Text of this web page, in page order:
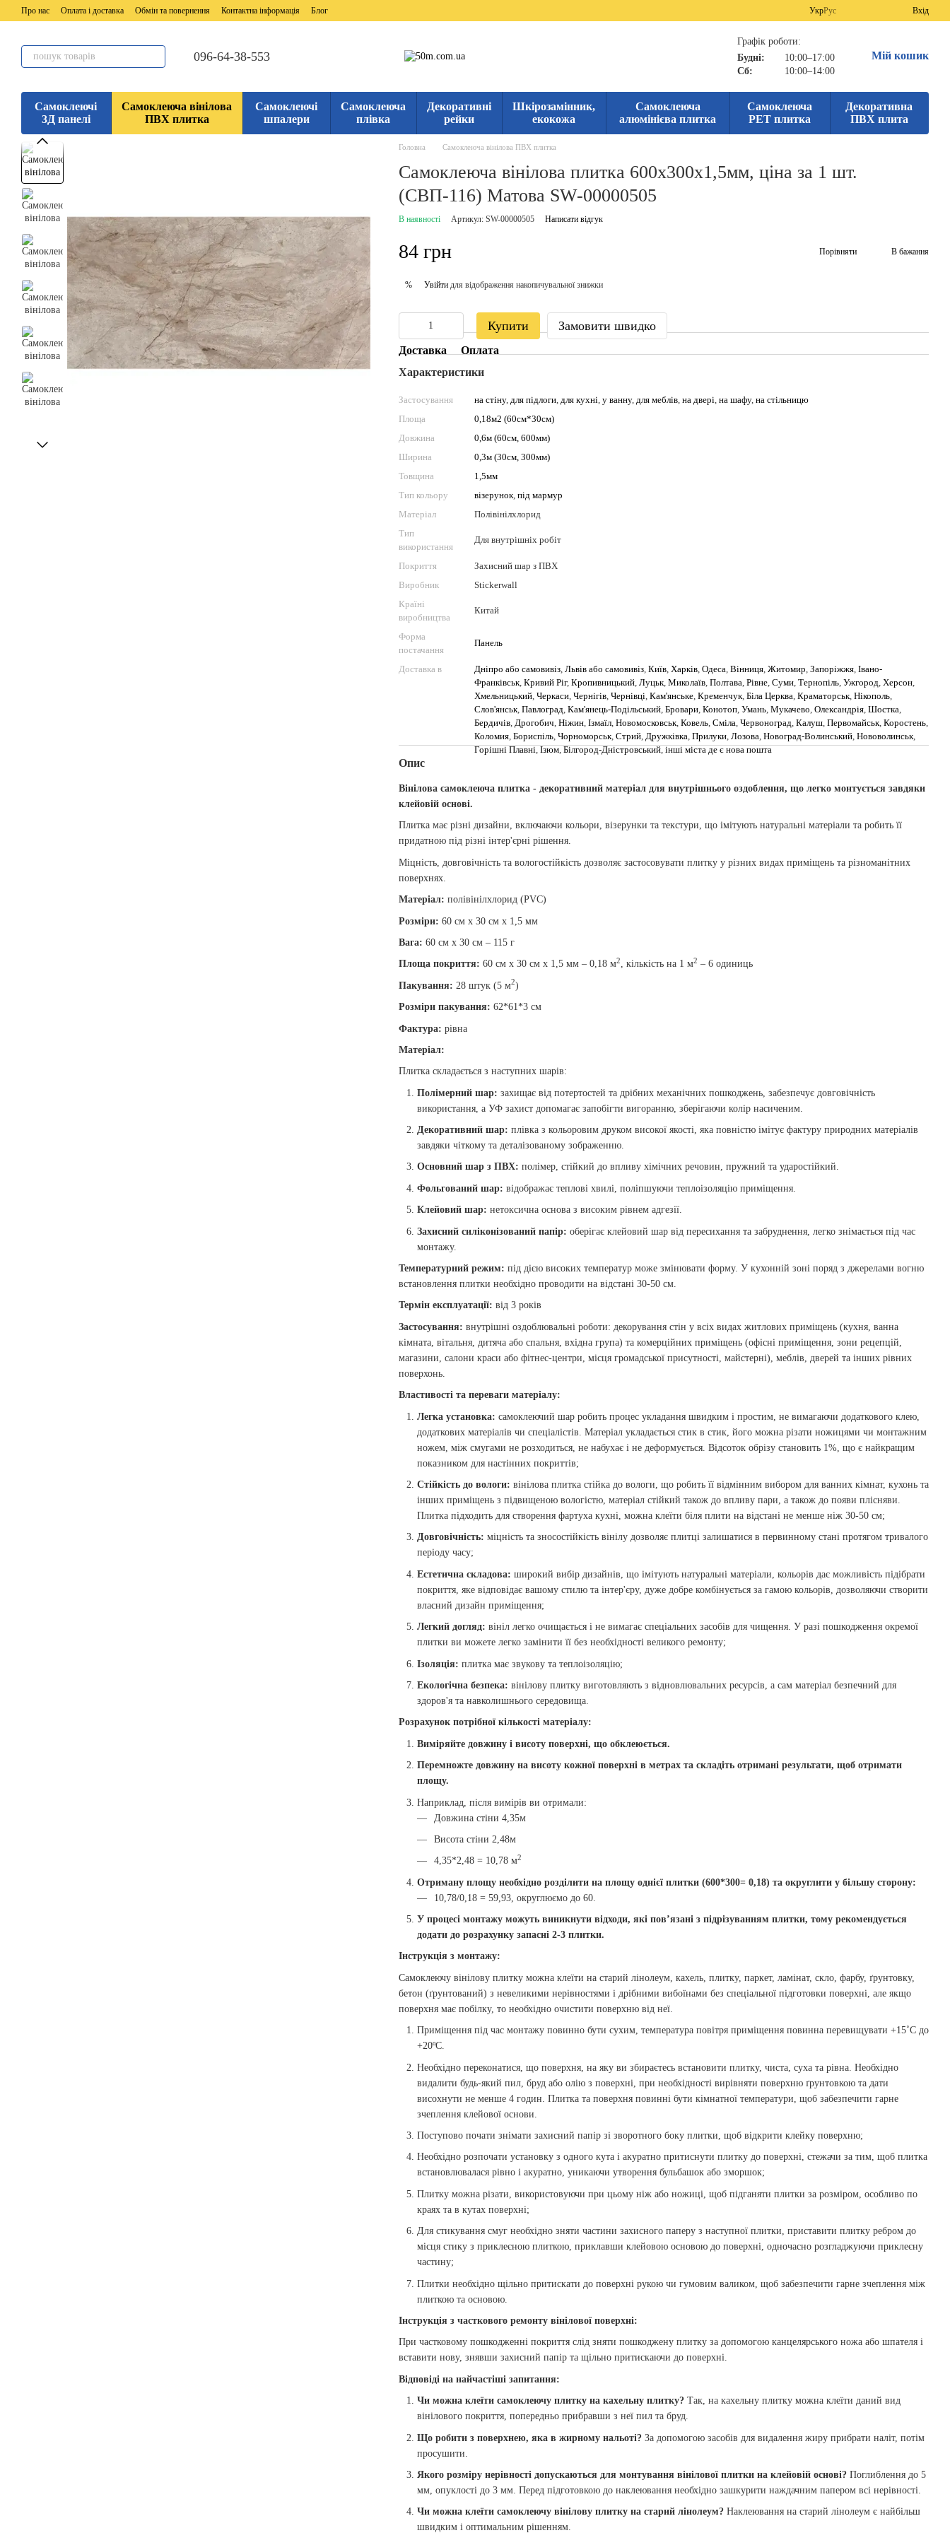
Перейти до основного контенту
Про нас Оплата і доставка Обмін та повернення Контактна інформація Блог УкрРус Вхід
096-64-38-553
Графік роботи:
Будні:
10:00–17:00
Сб:
10:00–14:00
Мій кошик
Самоклеючі
3Д панелі
Самоклеюча вінілова
ПВХ плитка
Самоклеючі
шпалери
Самоклеюча
плівка
Декоративні
рейки
Шкірозамінник,
екокожа
Самоклеюча
алюмінієва плитка
Самоклеюча
PET плитка
Декоративна
ПВХ плита
Головна Самоклеюча вінілова ПВХ плитка
Самоклеюча вінілова плитка 600х300х1,5мм, ціна за 1 шт.
(СВП-116) Матова SW-00000505
В наявності Артикул: SW-00000505 Написати відгук
84 грн Порівняти В бажання
% Увійтидля відображення накопичувальної знижки
Купити Замовити швидко
Доставка
Оплата
Характеристики
Застосування на стіну, для підлоги, для кухні, у ванну, для меблів, на двері, на шафу, на стільницю
Площа
0,18м2 (60см*30см)
Довжина
0,6м (60см, 600мм)
Ширина
0,3м (30см, 300мм)
Товщина
1,5мм
Тип кольору
візерунок, під мармур
Матеріал
Полівінілхлорид
Тип
використання
Для внутрішніх робіт
Покриття
Захисний шар з ПВХ
Виробник
Stickerwall
Країні
виробництва
Китай
Форма
постачання
Панель
Доставка в Дніпро або самовивіз, Львів або самовивіз, Київ, Харків, Одеса, Вінниця, Житомир, Запоріжжя, Івано-
Франківськ, Кривий Ріг, Кропивницький, Луцьк, Миколаїв, Полтава, Рівне, Суми, Тернопіль, Ужгород, Херсон,
Хмельницький, Черкаси, Чернігів, Чернівці, Кам'янське, Кременчук, Біла Церква, Краматорськ, Нікополь,
Слов'янськ, Павлоград, Кам'янець-Подільський, Бровари, Конотоп, Умань, Мукачево, Олександрія, Шостка,
Бердичів, Дрогобич, Ніжин, Ізмаїл, Новомосковськ, Ковель, Сміла, Червоноград, Калуш, Первомайськ, Коростень,
Коломия, Бориспіль, Чорноморськ, Стрий, Дружківка, Прилуки, Лозова, Новоград-Волинський, Нововолинськ,
Горішні Плавні, Ізюм, Білгород-Дністровський, інші міста де є нова пошта
Опис
Вінілова самоклеюча плитка - декоративний матеріал для внутрішнього оздоблення, що легко монтується завдяки
клейовій основі.
Плитка має різні дизайни, включаючи кольори, візерунки та текстури, що імітують натуральні матеріали та робить її
придатною під різні інтер'єрні рішення.
Міцність, довговічність та вологостійкість дозволяє застосовувати плитку у різних видах приміщень та різноманітних
поверхнях.
Матеріал: полівінілхлорид (PVC)
Розміри: 60 см х 30 см х 1,5 мм
Вага: 60 см х 30 см – 115 г
Площа покриття: 60 см х 30 см х 1,5 мм – 0,18 м2, кількість на 1 м2 – 6 одиниць
Пакування: 28 штук (5 м2)
Розміри пакування: 62*61*3 см
Фактура: рівна
Матеріал:
Плитка складається з наступних шарів:
Полімерний шар: захищає від потертостей та дрібних механічних пошкоджень, забезпечує довговічність
використання, а УФ захист допомагає запобігти вигоранню, зберігаючи колір насиченим.
Декоративний шар: плівка з кольоровим друком високої якості, яка повністю імітує фактуру природних матеріалів
завдяки чіткому та деталізованому зображенню.
Основний шар з ПВХ: полімер, стійкий до впливу хімічних речовин, пружний та ударостійкий.
Фольгований шар: відображає теплові хвилі, поліпшуючи теплоізоляцію приміщення.
Клейовий шар: нетоксична основа з високим рівнем адгезії.
Захисний силіконізований папір: оберігає клейовий шар від пересихання та забруднення, легко знімається під час
монтажу.
Температурний режим: під дією високих температур може змінювати форму. У кухонній зоні поряд з джерелами вогню
встановлення плитки необхідно проводити на відстані 30-50 см.
Термін експлуатації: від 3 років
Застосування: внутрішні оздоблювальні роботи: декорування стін у всіх видах житлових приміщень (кухня, ванна
кімната, вітальня, дитяча або спальня, вхідна група) та комерційних приміщень (офісні приміщення, зони рецепцій,
магазини, салони краси або фітнес-центри, місця громадської присутності, майстерні), меблів, дверей та інших рівних
поверхонь.
Властивості та переваги матеріалу:
Легка установка: самоклеючий шар робить процес укладання швидким і простим, не вимагаючи додаткового клею,
додаткових матеріалів чи спеціалістів. Матеріал укладається стик в стик, його можна різати ножицями чи монтажним
ножем, між смугами не розходиться, не набухає і не деформується. Відсоток обрізу становить 1%, що є найкращим
показником для настінних покриттів;
Стійкість до вологи: вінілова плитка стійка до вологи, що робить її відмінним вибором для ванних кімнат, кухонь та
інших приміщень з підвищеною вологістю, матеріал стійкий також до впливу пари, а також до появи плісняви.
Плитка підходить для створення фартуха кухні, можна клеїти біля плити на відстані не менше ніж 30-50 см;
Довговічність: міцність та зносостійкість вінілу дозволяє плитці залишатися в первинному стані протягом тривалого
періоду часу;
Естетична складова: широкий вибір дизайнів, що імітують натуральні матеріали, кольорів дає можливість підібрати
покриття, яке відповідає вашому стилю та інтер'єру, дуже добре комбінується за гамою кольорів, дозволяючи створити
власний дизайн приміщення;
Легкий догляд: вініл легко очищається і не вимагає спеціальних засобів для чищення. У разі пошкодження окремої
плитки ви можете легко замінити її без необхідності великого ремонту;
Ізоляція: плитка має звукову та теплоізоляцію;
Екологічна безпека: вінілову плитку виготовляють з відновлювальних ресурсів, а сам матеріал безпечний для
здоров'я та навколишнього середовища.
Розрахунок потрібної кількості матеріалу:
Виміряйте довжину і висоту поверхні, що обклеюється.
Перемножте довжину на висоту кожної поверхні в метрах та складіть отримані результати, щоб отримати
площу.
Наприклад, після вимірів ви отримали:
Довжина стіни 4,35м
Висота стіни 2,48м
4,35*2,48 = 10,78 м2
Отриману площу необхідно розділити на площу однієї плитки (600*300= 0,18) та округлити у більшу сторону:
10,78/0,18 = 59,93, округлюємо до 60.
У процесі монтажу можуть виникнути відходи, які пов’язані з підрізуванням плитки, тому рекомендується
додати до розрахунку запасні 2-3 плитки.
Інструкція з монтажу:
Самоклеючу вінілову плитку можна клеїти на старий лінолеум, кахель, плитку, паркет, ламінат, скло, фарбу, ґрунтовку,
бетон (ґрунтований) з невеликими нерівностями і дрібними вибоїнами без спеціальної підготовки поверхні, але якщо
поверхня має побілку, то необхідно очистити поверхню від неї.
Приміщення під час монтажу повинно бути сухим, температура повітря приміщення повинна перевищувати +15˚С до
+20ºС.
Необхідно переконатися, що поверхня, на яку ви збираєтесь встановити плитку, чиста, суха та рівна. Необхідно
видалити будь-який пил, бруд або олію з поверхні, при необхідності вирівняти поверхню ґрунтовкою та дати
висохнути не менше 4 годин. Плитка та поверхня повинні бути кімнатної температури, щоб забезпечити гарне
зчеплення клейової основи.
Поступово почати знімати захисний папір зі зворотного боку плитки, щоб відкрити клейку поверхню;
Необхідно розпочати установку з одного кута і акуратно притиснути плитку до поверхні, стежачи за тим, щоб плитка
встановлювалася рівно і акуратно, уникаючи утворення бульбашок або зморшок;
Плитку можна різати, використовуючи при цьому ніж або ножиці, щоб підганяти плитки за розміром, особливо по
краях та в кутах поверхні;
Для стикування смуг необхідно зняти частини захисного паперу з наступної плитки, приставити плитку ребром до
місця стику з приклеєною плиткою, приклавши клейовою основою до поверхні, одночасно розгладжуючи приклеєну
частину;
Плитки необхідно щільно притискати до поверхні рукою чи гумовим валиком, щоб забезпечити гарне зчеплення між
плиткою та основою.
Інструкція з часткового ремонту вінілової поверхні:
При частковому пошкодженні покриття слід зняти пошкоджену плитку за допомогою канцелярського ножа або шпателя і
вставити нову, знявши захисний папір та щільно притискаючи до поверхні.
Відповіді на найчастіші запитання:
Чи можна клеїти самоклеючу плитку на кахельну плитку?Так, на кахельну плитку можна клеїти даний вид
вінілового покриття, попередньо прибравши з неї пил та бруд.
Що робити з поверхнею, яка в жирному нальоті?За допомогою засобів для видалення жиру прибрати наліт, потім
просушити.
Якого розміру нерівності допускаються для монтування вінілової плитки на клейовій основі?Поглиблення до 5
мм, опуклості до 3 мм. Перед підготовкою до наклеювання необхідно зашкурити наждачним папером всі нерівності.
Чи можна клеїти самоклеючу вінілову плитку на старий лінолеум?Наклеювання на старий лінолеум є найбільш
швидким і оптимальним рішенням.